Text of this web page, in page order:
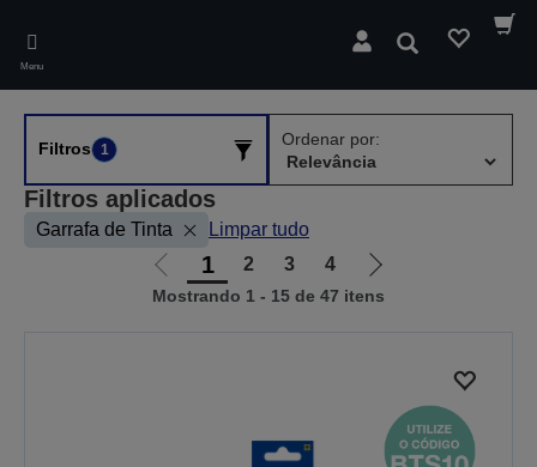
main
content
Menu
Pesquisar
Filtros 1
Ordenar por:
Filtros aplicados
Garrafa de Tinta Limpar tudo
Ir
para
1 2 3 4
Ir
para
Mostrando 1 - 15 de 47 itens